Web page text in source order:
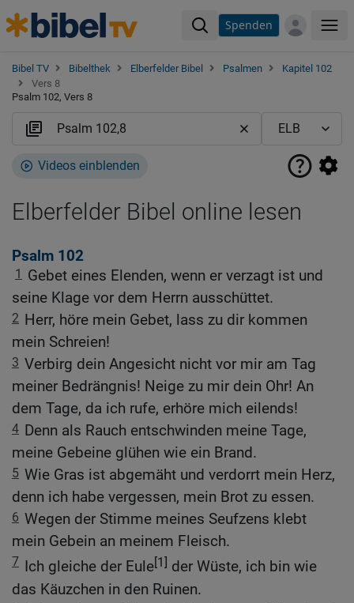
Spenden
Bibel TV Bibelthek Elberfelder Bibel Psalmen
Kapitel 102
Vers 8
Psalm 102, Vers 8
Videos einblenden
Elberfelder Bibel online lesen
Psalm 102
1
Gebet eines Elenden, wenn er verzagt ist und
seine Klage vor dem Herrn ausschüttet.
2 Herr, höre mein Gebet, lass zu dir kommen
mein Schreien!
3 Verbirg dein Angesicht nicht vor mir am Tag
meiner Bedrängnis! Neige zu mir dein Ohr! An
dem Tage, da ich rufe, erhöre mich eilends!
4 Denn als Rauch entschwinden meine Tage,
meine Gebeine glühen wie ein Brand.
5 Wie Gras ist abgemäht und verdorrt mein Herz,
denn ich habe vergessen, mein Brot zu essen.
6 Wegen der Stimme meines Seufzens klebt
mein Gebein an meinem Fleisch.
7 Ich gleiche der Eule[1] der Wüste, ich bin wie
das Käuzchen in den Ruinen.